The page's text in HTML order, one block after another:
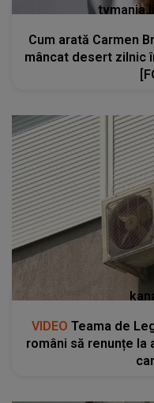
Cum arată Carmen
mâncat desert zilnic
VIDEO Teama de
români să renunțe la